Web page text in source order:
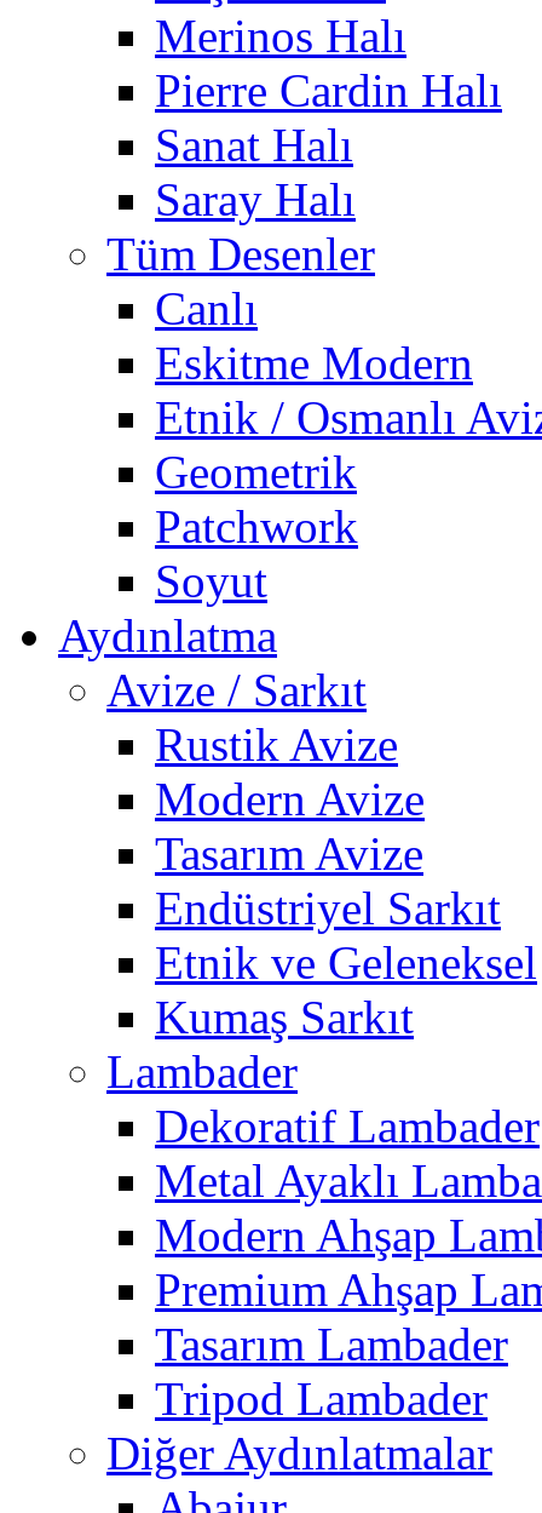
Merinos Halı
Pierre Cardin Halı
Sanat Halı
Saray Halı
Tüm Desenler
Canlı
Eskitme Modern
Etnik / Osmanlı
Geometrik
Patchwork
Soyut
Aydınlatma
Avize / Sarkıt
Rustik Avize
Modern Avize
Tasarım Avize
Endüstriyel Sarkıt
Etnik ve Geleneksel
Kumaş Sarkıt
Lambader
Dekoratif Lambader
Metal Ayaklı
Modern Ahşap
Premium Ahşap
Tasarım Lambader
Tripod Lambader
Diğer Aydınlatmalar